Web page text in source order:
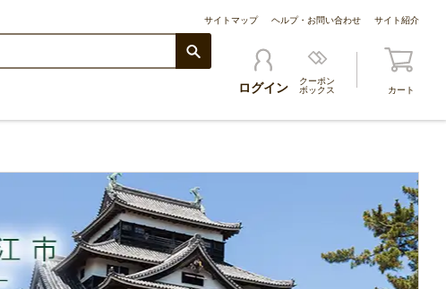
サイトマップ ヘルプ・お問い合わせ サイト紹介
ログイン
クーポン
ボックス
カート